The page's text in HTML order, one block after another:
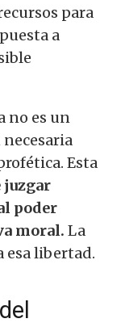
para
a
no es un
Esta
juzgar
poder
moral. La
libertad.